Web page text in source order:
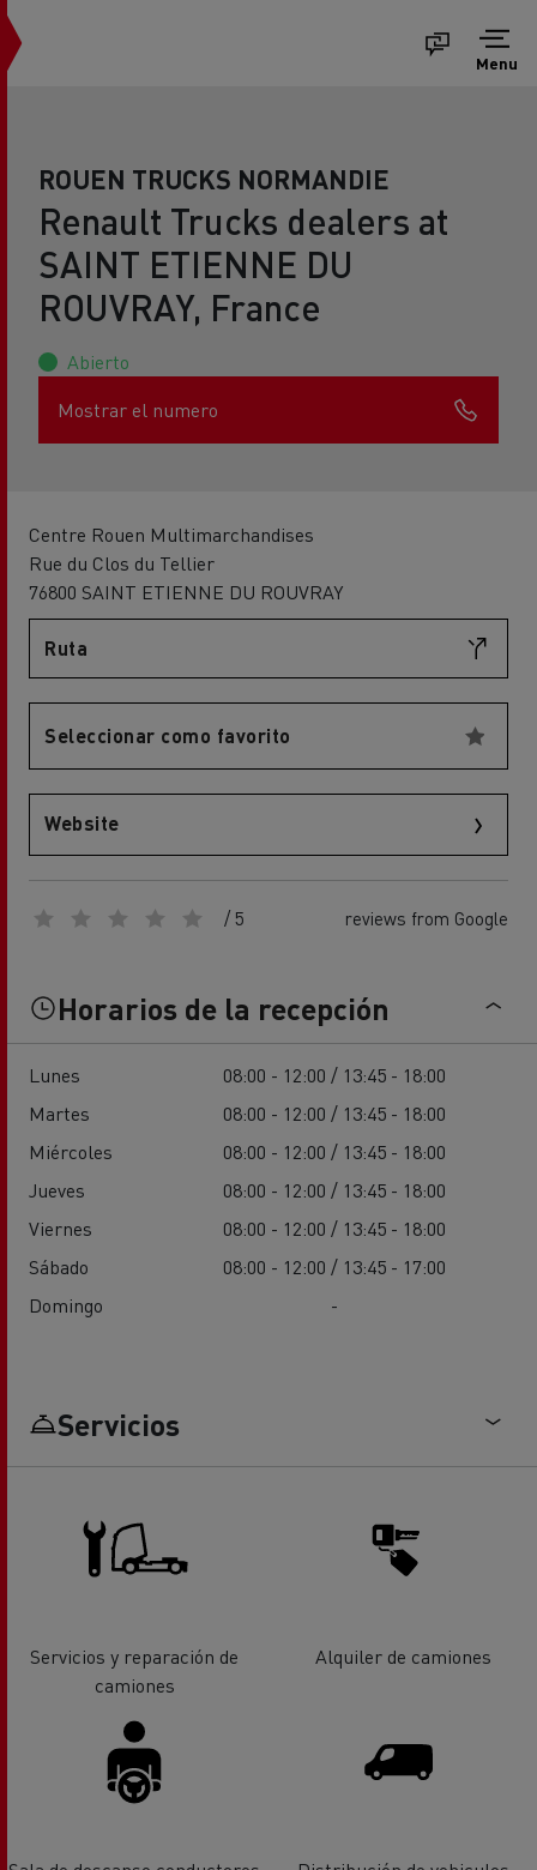
Menu
ROUEN TRUCKS NORMANDIE
Renault Trucks dealers at
SAINT ETIENNE DU
ROUVRAY, France
Abierto
Mostrar el numero
Centre Rouen Multimarchandises
Rue du Clos du Tellier
76800 SAINT ETIENNE DU ROUVRAY
Ruta
Seleccionar como favorito
Website
/ 5 reviews from Google
Horarios de la recepción
Lunes
08:00 - 12:00 / 13:45 - 18:00
Martes
08:00 - 12:00 / 13:45 - 18:00
Miércoles
08:00 - 12:00 / 13:45 - 18:00
Jueves
08:00 - 12:00 / 13:45 - 18:00
Viernes
08:00 - 12:00 / 13:45 - 18:00
Sábado
08:00 - 12:00 / 13:45 - 17:00
Domingo
-
Servicios
Servicios y reparación de
camiones
Alquiler de camiones